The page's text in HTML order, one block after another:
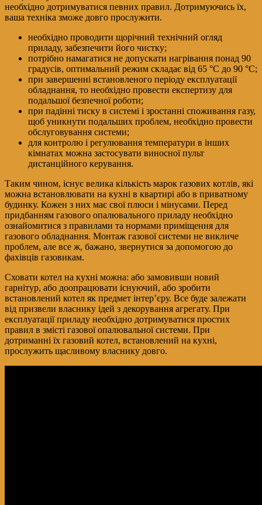
необхідно дотримуватися певних правил. Дотримуючись їх,
ваша техніка зможе довго прослужити.
необхідно проводити щорічний технічний огляд
приладу, забезпечити його чистку;
потрібно намагатися не допускати нагрівання понад 90
градусів, оптимальний режим складає від 65 °С до 90 °С;
при завершенні встановленого періоду експлуатації
обладнання, то необхідно провести експертизу для
подальшої безпечної роботи;
при падінні тиску в системі і зростанні споживання газу,
щоб уникнути подальших проблем, необхідно провести
обслуговування системи;
для контролю і регулювання температури в інших
кімнатах можна застосувати виносної пульт
дистанційного керування.
Таким чином, існує велика кількість марок газових котлів, які
можна встановлювати на кухні в квартирі або в приватному
будинку. Кожен з них має свої плюси і мінусами. Перед
придбанням газового опалювального приладу необхідно
ознайомитися з правилами та нормами приміщення для
газового обладнання. Монтаж газової системи не викличе
проблем, але все ж, бажано, звернутися за допомогою до
фахівців газовикам.
Сховати котел на кухні можна: або замовивши новий
гарнітур, або доопрацювати існуючий, або зробити
встановлений котел як предмет інтер’єру. Все буде залежати
від призвели власнику ідей з декорування агрегату. При
експлуатації приладу необхідно дотримуватися простих
правил в змісті газової опалювальної системи. При
дотриманні їх газовий котел, встановлений на кухні,
прослужить щасливому власнику довго.